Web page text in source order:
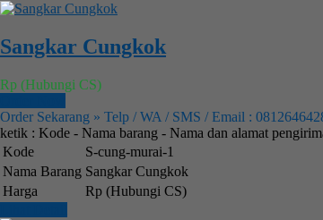
Sangkar Cungkok
Rp (Hubungi CS)
Order Sekarang » Telp / WA / SMS / Email :
ketik : Kode - Nama barang - Nama dan alamat
Kode
S-cung-murai-1
Nama Barang Sangkar Cungkok
Harga
Rp (Hubungi CS)